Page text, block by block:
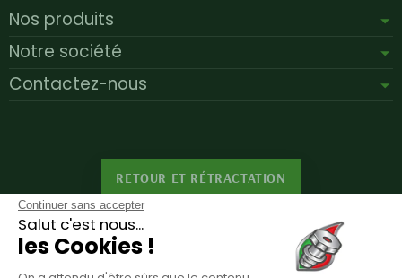
Continuer sans accepter
Salut c'est nous...
les Cookies !
Nos produits
Notre société
Contactez-nous
RETOUR ET RÉTRACTATION
Inscription à la newsletter